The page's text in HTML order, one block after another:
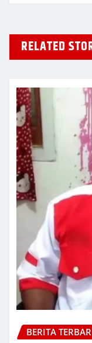
RELATED
BERITA